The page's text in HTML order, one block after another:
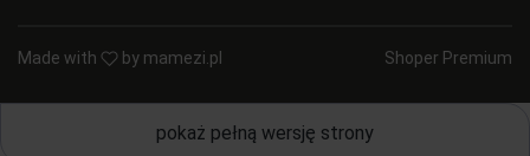
Made with by mamezi.pl Shoper Premium
pokaż pełną wersję strony